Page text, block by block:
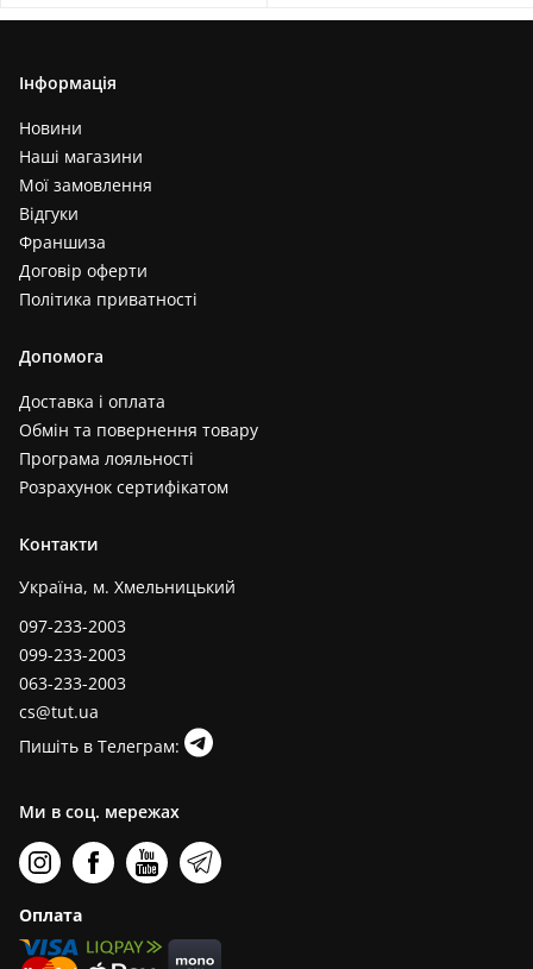
Інформація
Новини
Наші магазини
Мої замовлення
Відгуки
Франшиза
Договір оферти
Політика приватності
Допомога
Доставка і оплата
Обмін та повернення товару
Програма лояльності
Розрахунок сертифікатом
Контакти
Україна, м. Хмельницький
097-233-2003
099-233-2003
063-233-2003
cs@tut.ua
Пишіть в Телеграм:
Ми в соц. мережах
Оплата